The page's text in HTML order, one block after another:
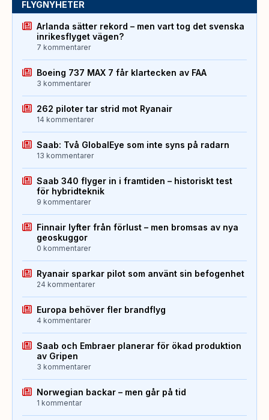
FLYGNYHETER
Arlanda sätter rekord – men vart tog det svenska
inrikesflyget vägen?
7 kommentarer
Boeing 737 MAX 7 får klartecken av FAA
3 kommentarer
262 piloter tar strid mot Ryanair
14 kommentarer
Saab: Två GlobalEye som inte syns på radarn
13 kommentarer
Saab 340 flyger in i framtiden – historiskt test
för hybridteknik
9 kommentarer
Finnair lyfter från förlust – men bromsas av nya
geoskuggor
0 kommentarer
Ryanair sparkar pilot som använt sin befogenhet
24 kommentarer
Europa behöver fler brandflyg
4 kommentarer
Saab och Embraer planerar för ökad produktion
av Gripen
3 kommentarer
Norwegian backar – men går på tid
1 kommentar